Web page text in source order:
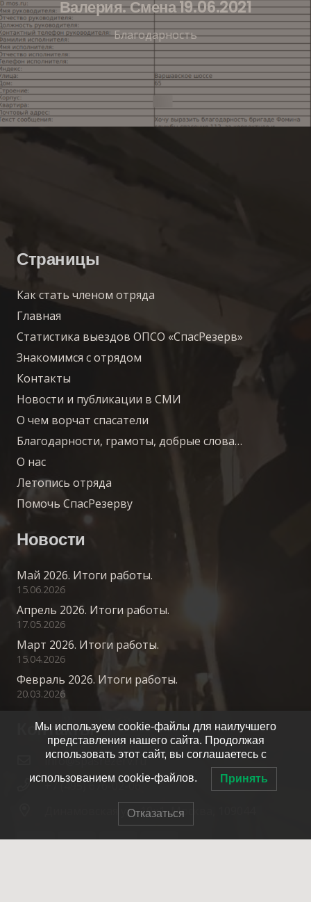
Валерия. Смена 19.06.2021
Благодарность
Страницы
Как стать членом отряда
Главная
Статистика выездов ОПСО «СпасРезерв»
Знакомимся с отрядом
Контакты
Новости и публикации в СМИ
О чем ворчат спасатели
Благодарности, грамоты, добрые слова…
О нас
Летопись отряда
Помочь СпасРезерву
Новости
Май 2026. Итоги работы.
15.06.2026
Апрель 2026. Итоги работы.
17.05.2026
Март 2026. Итоги работы.
15.04.2026
Февраль 2026. Итоги работы.
20.03.2026
Контакты
info@spasrezerv.ru
+7 (495) 676-02-06
Динамовская ул., 10к1, Москва, 109044
Мы используем cookie-файлы для наилучшего
представления нашего сайта. Продолжая
использовать этот сайт, вы соглашаетесь с
использованием cookie-файлов. Принять
Отказаться